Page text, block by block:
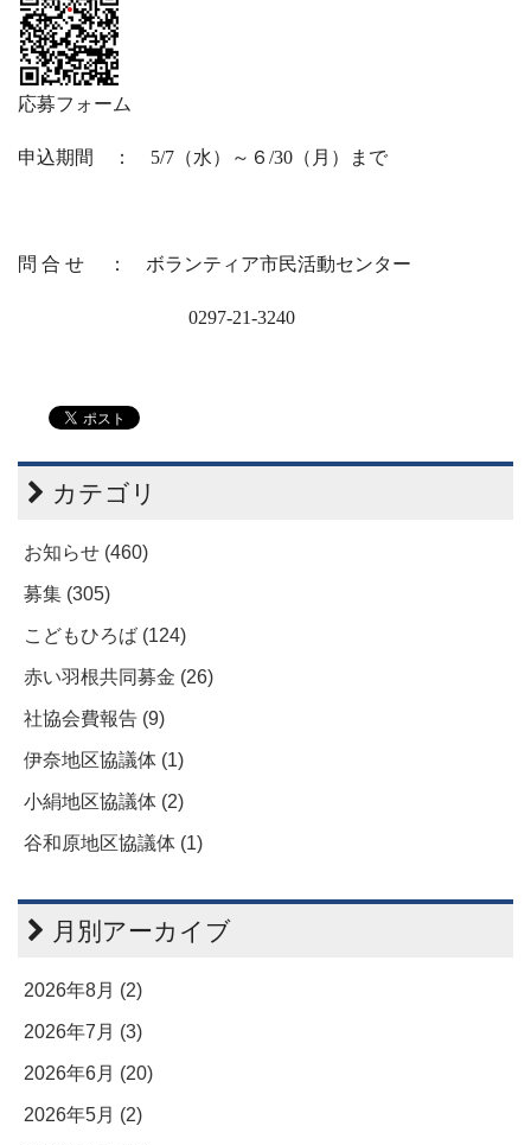
応募フォーム
申込期間 ： 5/7 （水）～６/30（月）まで
問合せ ： ボランティア市民活動センター
0297-21-3240
カテゴリ
お知らせ (460)
募集 (305)
こどもひろば (124)
赤い羽根共同募金 (26)
社協会費報告 (9)
伊奈地区協議体 (1)
小絹地区協議体 (2)
谷和原地区協議体 (1)
月別アーカイブ
2026年8月 (2)
2026年7月 (3)
2026年6月 (20)
2026年5月 (2)